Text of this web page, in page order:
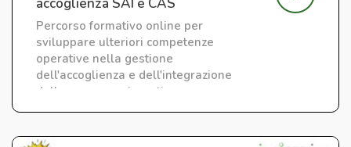
Percorso formativo online per
sviluppare ulteriori competenze
operative nella gestione
dell'accoglienza e dell'integrazione
delle persone migranti.